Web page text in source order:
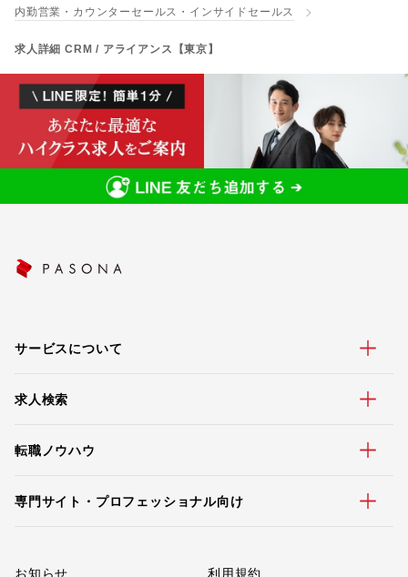
内勤営業・カウンターセールス・インサイドセールス
求人詳細 CRM / アライアンス【東京】
サービスについて
求人検索
転職ノウハウ
専門サイト・プロフェッショナル向け
お知らせ 利用規約